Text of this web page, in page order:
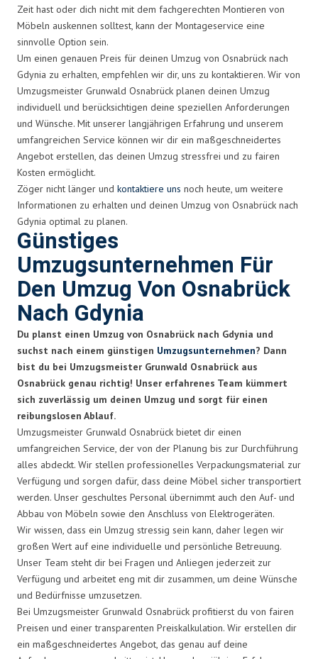
Zeit hast oder dich nicht mit dem fachgerechten Montieren von
Möbeln auskennen solltest, kann der Montageservice eine
sinnvolle Option sein.
Um einen genauen Preis für deinen Umzug von Osnabrück nach
Gdynia zu erhalten, empfehlen wir dir, uns zu kontaktieren. Wir von
Umzugsmeister Grunwald Osnabrück planen deinen Umzug
individuell und berücksichtigen deine speziellen Anforderungen
und Wünsche. Mit unserer langjährigen Erfahrung und unserem
umfangreichen Service können wir dir ein maßgeschneidertes
Angebot erstellen, das deinen Umzug stressfrei und zu fairen
Kosten ermöglicht.
Zöger nicht länger und kontaktiere uns noch heute, um weitere
Informationen zu erhalten und deinen Umzug von Osnabrück nach
Gdynia optimal zu planen.
Günstiges
Umzugsunternehmen Für
Den Umzug Von Osnabrück
Nach Gdynia
Du planst einen Umzug von Osnabrück nach Gdynia und
suchst nach einem günstigen Umzugsunternehmen? Dann
bist du bei Umzugsmeister Grunwald Osnabrück aus
Osnabrück genau richtig! Unser erfahrenes Team kümmert
sich zuverlässig um deinen Umzug und sorgt für einen
reibungslosen Ablauf.
Umzugsmeister Grunwald Osnabrück bietet dir einen
umfangreichen Service, der von der Planung bis zur Durchführung
alles abdeckt. Wir stellen professionelles Verpackungsmaterial zur
Verfügung und sorgen dafür, dass deine Möbel sicher transportiert
werden. Unser geschultes Personal übernimmt auch den Auf- und
Abbau von Möbeln sowie den Anschluss von Elektrogeräten.
Wir wissen, dass ein Umzug stressig sein kann, daher legen wir
großen Wert auf eine individuelle und persönliche Betreuung.
Unser Team steht dir bei Fragen und Anliegen jederzeit zur
Verfügung und arbeitet eng mit dir zusammen, um deine Wünsche
und Bedürfnisse umzusetzen.
Bei Umzugsmeister Grunwald Osnabrück profitierst du von fairen
Preisen und einer transparenten Preiskalkulation. Wir erstellen dir
ein maßgeschneidertes Angebot, das genau auf deine